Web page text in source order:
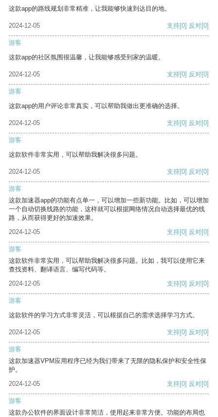
这款app的路线规划非常精准，让我能够快速到达目的地。
2024-12-05 支持[0] 反对[0]
游客
这款app的社区氛围很温馨，让我能够感受到家的温暖。
2024-12-05 支持[0] 反对[0]
游客
这款app的用户评论非常真实，可以帮助我做出更准确的选择。
2024-12-05 支持[0] 反对[0]
游客
这款软件非常实用，可以帮助我解决很多问题。
2024-12-05 支持[0] 反对[0]
游客
这款加速器app的功能有点单一，可以增加一些新功能。比如，可以增加
一个自动切换线路的功能，这样就可以根据网络情况自动选择最优的线
路，从而获得更好的加速效果。
2024-12-05
支持[0] 反对[0]
游客
这款软件非常实用，可以帮助我解决很多问题。比如，我可以使用它来
查找资料、翻译语言、编写代码等。
2024-12-05
支持[0] 反对[0]
游客
这款软件的学习方式非常灵活，可以根据自己的需求选择学习方式。
2024-12-05 支持[0] 反对[0]
游客
这款加速器VPM应用程序已经为我们带来了无限的隐私保护和安全性保
护。
2024-12-05
支持[0] 反对[0]
游客
这款办公软件的界面设计非常简洁，使用起来非常方便。功能的布局也